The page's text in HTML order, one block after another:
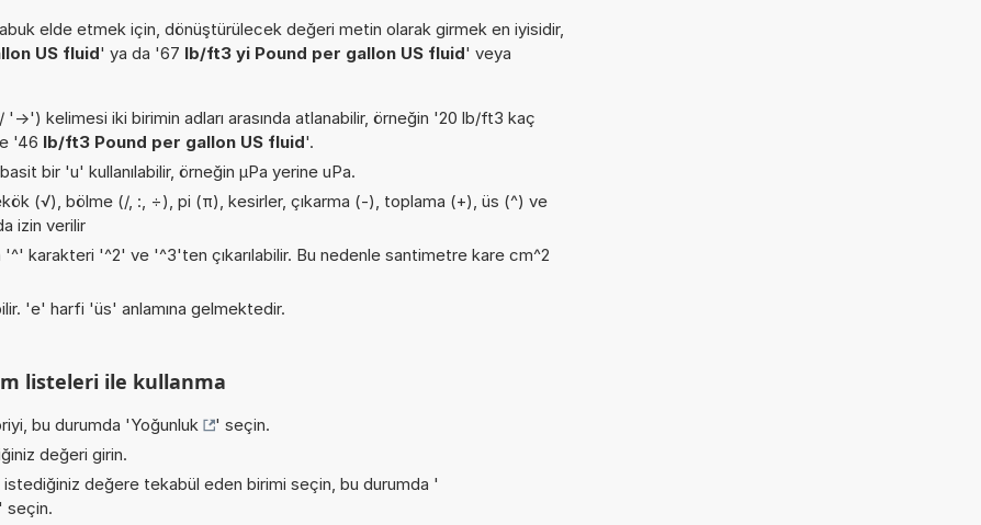
elde etmek için, dönüştürülecek değeri metin olarak girmek en iyisidir,
US fluid' ya da '67 lb/ft3 yi Pound per gallon US fluid' veya
kelimesi iki birimin adları arasında atlanabilir, örneğin '20 lb/ft3 kaç
'46 lb/ft3 Pound per gallon US fluid'.
bir 'u' kullanılabilir, örneğin µPa yerine uPa.
(√), bölme (/, :, ÷), pi (π), kesirler, çıkarma (-), toplama (+), üs (^) ve
izin verilir
'^' karakteri '^2' ve '^3'ten çıkarılabilir. Bu nedenle santimetre kare cm^2
'e' harfi 'üs' anlamına gelmektedir.
listeleri ile kullanma
bu durumda 'Yoğunluk
' seçin.
değeri girin.
değere tekabül eden birimi seçin, bu durumda '
' seçin.